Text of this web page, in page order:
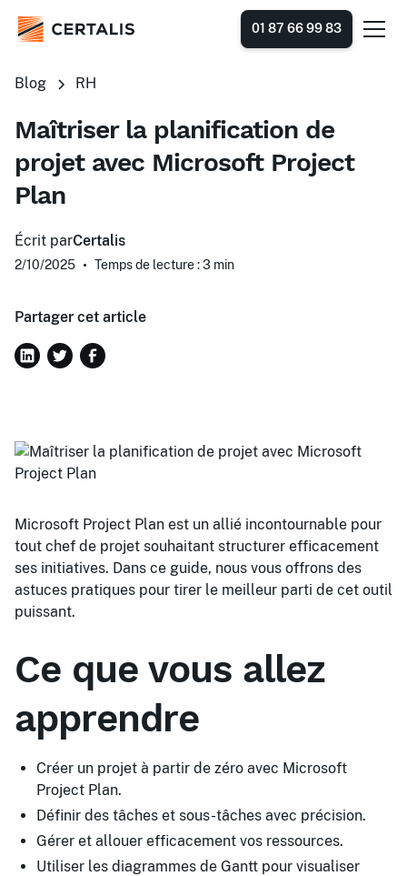
01 87 66 99 83
Blog RH
Maîtriser la planification de
projet avec Microsoft Project
Plan
Écrit parCertalis
2/10/2025 • Temps de lecture : 3 min
Partager cet article
Microsoft Project Plan est un allié incontournable pour
tout chef de projet souhaitant structurer efficacement
ses initiatives. Dans ce guide, nous vous offrons des
astuces pratiques pour tirer le meilleur parti de cet outil
puissant.
Ce que vous allez
apprendre
Créer un projet à partir de zéro avec Microsoft
Project Plan.
Définir des tâches et sous-tâches avec précision.
Gérer et allouer efficacement vos ressources.
Utiliser les diagrammes de Gantt pour visualiser